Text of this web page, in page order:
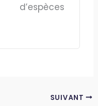
SUIVANT